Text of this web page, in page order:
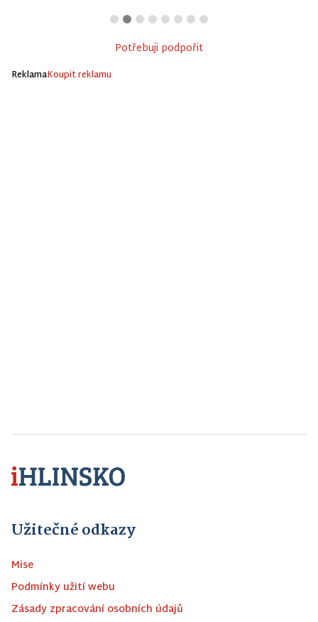
Potřebuji podpořit
ReklamaKoupit reklamu
Užitečné odkazy
Mise
Podmínky užití webu
Zásady zpracování osobních údajů